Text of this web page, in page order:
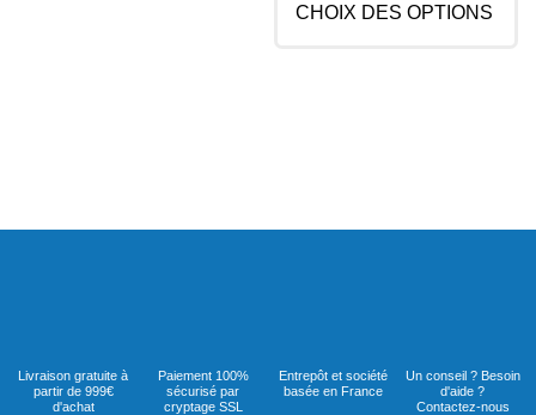
CHOIX DES OPTIONS
Livraison gratuite à
partir de 999€
d'achat
Paiement 100%
sécurisé par
cryptage SSL
Entrepôt et société
basée en France
Un conseil ? Besoin
d'aide ?
Contactez-nous